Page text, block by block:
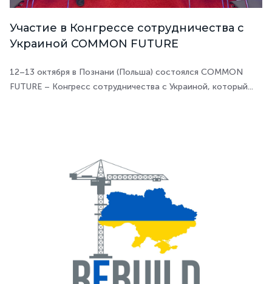
Участие в Конгрессе сотрудничества с
Украиной COMMON FUTURE
12–13 октября в Познани (Польша) состоялся COMMON
FUTURE – Конгресс сотрудничества с Украиной, который...